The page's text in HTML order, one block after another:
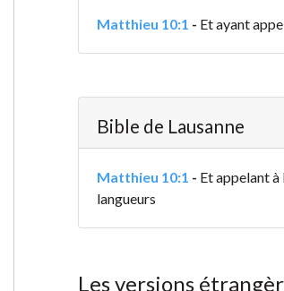
Matthieu 10:1 - Et ayant
Bible de Lausanne
Matthieu 10:1 - Et appelant
langueurs
Les versions